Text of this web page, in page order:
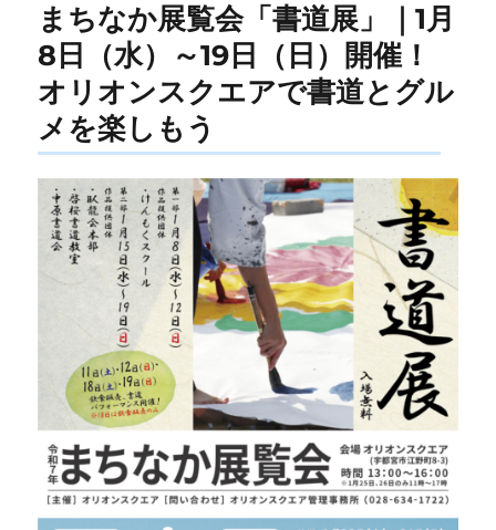
まちなか展覧会「書道展」｜1月
8日（水）～19日（日）開催！
オリオンスクエアで書道とグル
メを楽しもう